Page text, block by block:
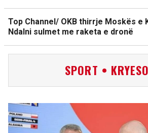
Top Channel/ OKB thirrje Moskës e
Ndalni sulmet me raketa e dronë
SPORT •